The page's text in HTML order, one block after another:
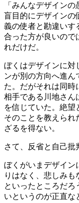
「みんなデザイン
盲目的にデザインの
義の使者と勘違いす
合った方が良いので
れだけだ。
ぼくはデザインに対
ンが別の方向へ進ん
た。だがそれは同時
相手である川地さん
を信じていた。絶望
そのことを教えられ
ざるを得ない。
さて、反省と自己批
ぼくがいまデザイン
りはなく、悲しみも
といったところだろ
いというのが正直な